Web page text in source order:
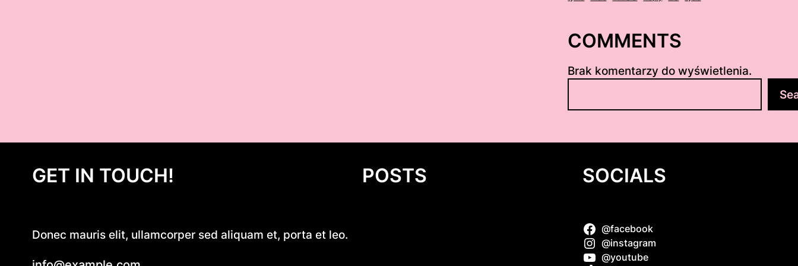
COMMENTS
Brak komentarzy do wyświetlenia.
u
a
GET IN TOUCH!
Donec mauris elit, ullamcorper sed aliquam et, porta et leo.
POSTS SOCIALS
@facebook
@instagram
@youtube